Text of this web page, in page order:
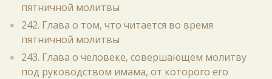
пятничной молитвы
242. Глава о том, что читается во время
пятничной молитвы
243. Глава о человеке, совершающем молитву
под руководством имама, от которого его